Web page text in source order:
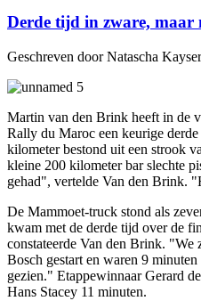
Derde tijd in zware, maar
Geschreven door Natascha
Martin van den Brink heeft in de
Rally du Maroc een keurige
kilometer bestond uit een strook
kleine 200 kilometer bar slechte
gehad", vertelde Van den Brink.
De Mammoet-truck stond als
kwam met de derde tijd over de
constateerde Van den Brink. "We
Bosch gestart en waren 9
gezien." Etappewinnaar Gerard
Hans Stacey 11 minuten.